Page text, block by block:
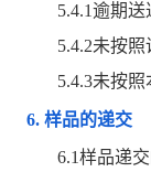
5.4.1逾期送
5.4.2未按照
5.4.3未按照
6. 样品的递交
6.1样品递交